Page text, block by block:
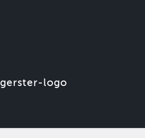
gerster-logo